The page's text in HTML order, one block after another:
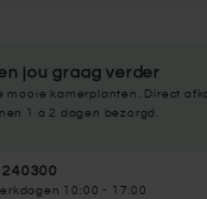
jou graag verder
mooie kamerplanten. Direct
1 à 2 dagen bezorgd.
10:00 - 17:00